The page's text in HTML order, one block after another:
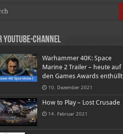
Youtube-Channel
Warhammer 40K: Space
Marine 2 Trailer – heute auf
den Games Awards enthüllt
10. Dezember 2021
How to Play – Lost Crusade
14. Februar 2021